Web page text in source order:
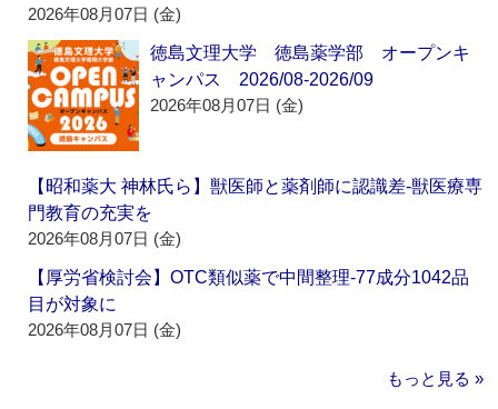
2026年08月07日 (金)
徳島文理大学 徳島薬学部 オープンキ
ャンパス 2026/08-2026/09
2026年08月07日 (金)
【昭和薬大 神林氏ら】獣医師と薬剤師に認識差‐獣医療専
門教育の充実を
2026年08月07日 (金)
【厚労省検討会】OTC類似薬で中間整理‐77成分1042品
目が対象に
2026年08月07日 (金)
もっと見る »